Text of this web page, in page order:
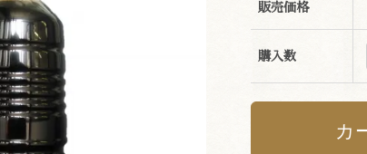
販売価格
購入数